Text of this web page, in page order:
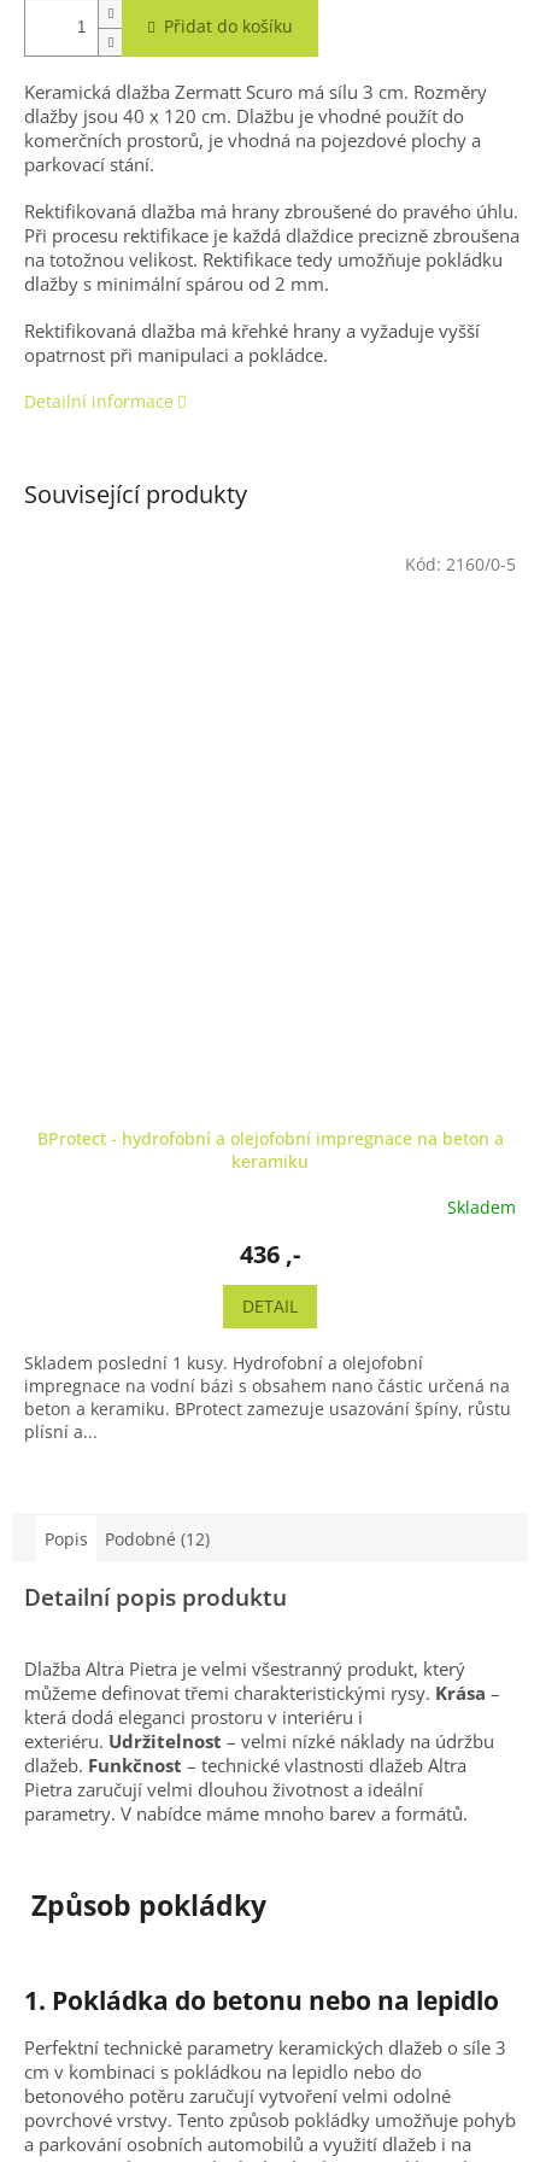
Přidat do košíku
Keramická dlažba Zermatt Scuro má sílu 3 cm. Rozměry
dlažby jsou 40 x 120 cm. Dlažbu je vhodné použít do
komerčních prostorů, je vhodná na pojezdové plochy a
parkovací stání.
Rektifikovaná dlažba má hrany zbroušené do pravého úhlu.
Při procesu rektifikace je každá dlaždice precizně zbroušena
na totožnou velikost. Rektifikace tedy umožňuje pokládku
dlažby s minimální spárou od 2 mm.
Rektifikovaná dlažba má křehké hrany a vyžaduje vyšší
opatrnost při manipulaci a pokládce.
Detailní informace
Související produkty
BProtect - hydrofobní a olejofobní impregnace na beton a
keramiku
Skladem
436 ,-
DETAIL
Skladem poslední 1 kusy. Hydrofobní a olejofobní
impregnace na vodní bázi s obsahem nano částic určená na
beton a keramiku. BProtect zamezuje usazování špíny, růstu
plísní a...
Kód: 2160/0-5
Popis Podobné (12)
Detailní popis produktu
Dlažba Altra Pietra je velmi všestranný produkt, který
můžeme definovat třemi charakteristickými rysy. Krása –
která dodá eleganci prostoru v interiéru i
exteriéru. Udržitelnost – velmi nízké náklady na údržbu
dlažeb. Funkčnost – technické vlastnosti dlažeb Altra
Pietra zaručují velmi dlouhou životnost a ideální
parametry. V nabídce máme mnoho barev a formátů.
Způsob pokládky
1. Pokládka do betonu nebo na lepidlo
Perfektní technické parametry keramických dlažeb o síle 3
cm v kombinaci s pokládkou na lepidlo nebo do
betonového potěru zaručují vytvoření velmi odolné
povrchové vrstvy. Tento způsob pokládky umožňuje pohyb
a parkování osobních automobilů a využití dlažeb i na